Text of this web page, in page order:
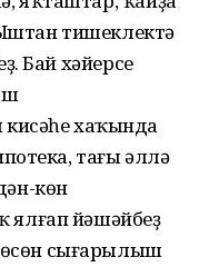
тишеклектә
Бай хәйерсе
хаҡында
тағы әллә
көн
ялғап йәшәйбеҙ
сығарылыш